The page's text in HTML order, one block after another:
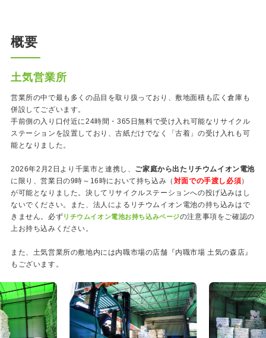
概要
土気営業所
営業所の中で最も多くの品目を取り扱っており、敷地面積も広く倉庫も
併設してございます。
手前側の入り口付近に24時間・365日無料で受け入れ可能なリサイクル
ステーションを設置しており、古紙だけでなく「古着」の受け入れも可
能となりました。
2026年2月2日より千葉市と連携し、 ご家庭から出たリチウムイオン電池
に限り、営業日の9時～16時において持ち込み（ 対面での手渡し必須）
が可能となりました。決してリサイクルステーションへの投げ込みはし
ないでください。また、法人によるリチウムイオン電池の持ち込みはで
きません。必ずリチウムイオン電池お持ち込みページの注意事項をご確認の
上お持ち込みください。
また、土気営業所の敷地内には内職市場の店舗『内職市場 土気の森店』
もございます。